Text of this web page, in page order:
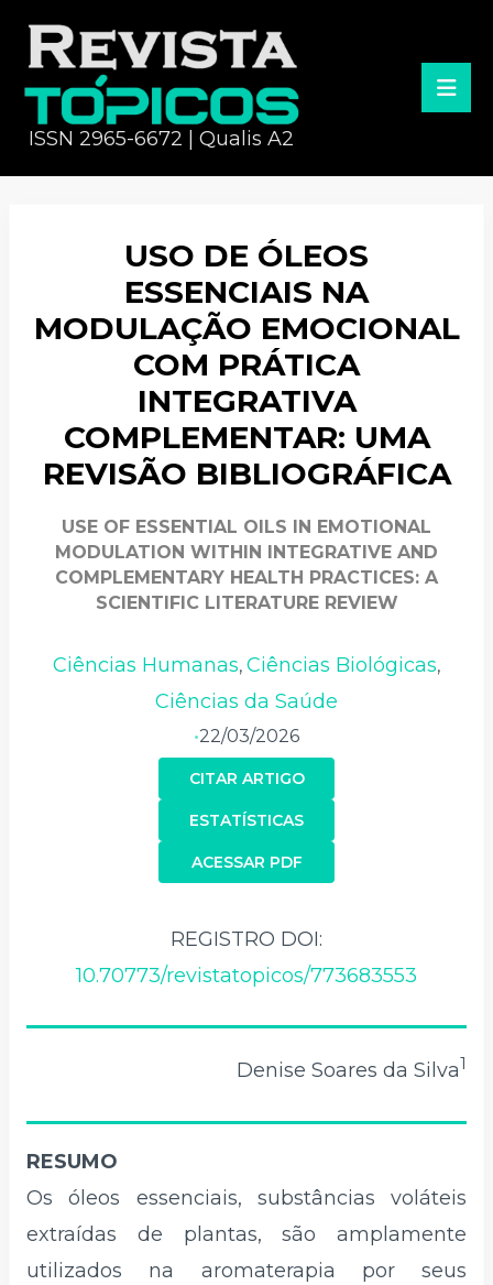
ISSN 2965-6672 | Qualis A2
USO DE ÓLEOS
ESSENCIAIS NA
MODULAÇÃO EMOCIONAL
COM PRÁTICA
INTEGRATIVA
COMPLEMENTAR: UMA
REVISÃO BIBLIOGRÁFICA
USE OF ESSENTIAL OILS IN EMOTIONAL
MODULATION WITHIN INTEGRATIVE AND
COMPLEMENTARY HEALTH PRACTICES: A
SCIENTIFIC LITERATURE REVIEW
Ciências Humanas, Ciências Biológicas,
Ciências da Saúde
•22/03/2026
CITAR ARTIGO
ACESSAR PDF
ESTATÍSTICAS
REGISTRO DOI:
10.70773/revistatopicos/773683553
Denise Soares da Silva1
RESUMO
Os óleos essenciais, substâncias voláteis
extraídas de plantas, são amplamente
utilizados na aromaterapia por seus